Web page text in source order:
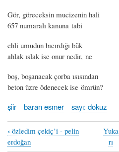
Gör, göreceksin mucizenin hali
657 numaralı kanuna tabi
ehli umudun bıcırdığı bük
ahlak ıslak ise onur nedir, ne
boş, boşanacak çorba ısısından
beton üzre ödenecek ise ömrün?
şiir baran esmer sayı: dokuz
Book
‹ özledim çekiç’i - pelin
erdoğan
Yuka
rı